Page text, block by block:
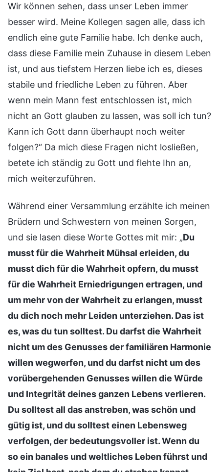
Wir können sehen, dass unser Leben immer
besser wird. Meine Kollegen sagen alle, dass ich
endlich eine gute Familie habe. Ich denke auch,
dass diese Familie mein Zuhause in diesem Leben
ist, und aus tiefstem Herzen liebe ich es, dieses
stabile und friedliche Leben zu führen. Aber
wenn mein Mann fest entschlossen ist, mich
nicht an Gott glauben zu lassen, was soll ich tun?
Kann ich Gott dann überhaupt noch weiter
folgen?“ Da mich diese Fragen nicht losließen,
betete ich ständig zu Gott und flehte Ihn an,
mich weiterzuführen.
Während einer Versammlung erzählte ich meinen
Brüdern und Schwestern von meinen Sorgen,
und sie lasen diese Worte Gottes mit mir: „Du
musst für die Wahrheit Mühsal erleiden, du
musst dich für die Wahrheit opfern, du musst
für die Wahrheit Erniedrigungen ertragen, und
um mehr von der Wahrheit zu erlangen, musst
du dich noch mehr Leiden unterziehen. Das ist
es, was du tun solltest. Du darfst die Wahrheit
nicht um des Genusses der familiären Harmonie
willen wegwerfen, und du darfst nicht um des
vorübergehenden Genusses willen die Würde
und Integrität deines ganzen Lebens verlieren.
Du solltest all das anstreben, was schön und
gütig ist, und du solltest einen Lebensweg
verfolgen, der bedeutungsvoller ist. Wenn du
so ein banales und weltliches Leben führst und